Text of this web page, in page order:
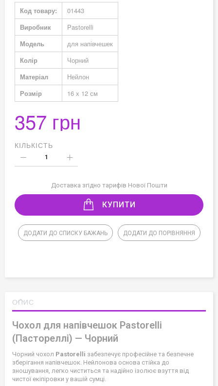
Докладніше
Код товару:
01443
Виробник
Pastorelli
Модель
для напівчешек
Колір
Чорний
Матеріал
Нейлон
Розмір
16 х 12 см
357 грн
КІЛЬКІСТЬ
Доставка згідно тарифів Нової Пошти
КУПИТИ
ДОДАТИ ДО СПИСКУ БАЖАНЬ ДОДАТИ ДО ПОРІВНЯННЯ
ОПИС
Чохол для напівчешок Pastorelli
(Пастореллі) — Чорний
Чорний чохол Pastorelli забезпечує професійне та безпечне
зберігання напівчешок. Нейлонова основа стійка до
зношування, легко чиститься та надійно ізолює взуття від
чистої екіпіровки у вашій сумці.